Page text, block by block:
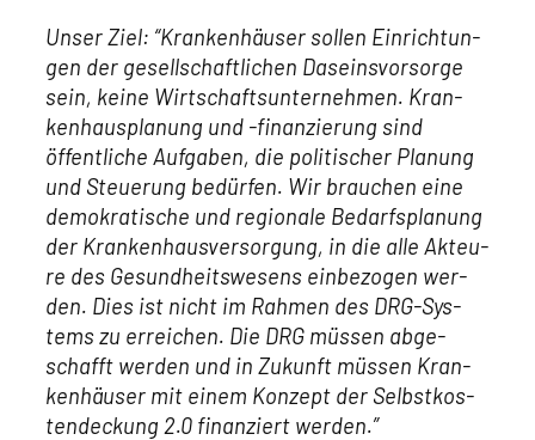
Unser Ziel: “Kran­ken­häu­ser sol­len Ein­rich­tun­
gen der gesell­schaft­li­chen Daseins­vor­sor­ge
sein, kei­ne Wirt­schafts­un­ter­neh­men. Kran­
ken­haus­pla­nung und ‑finan­zie­rung sind
öffent­li­che Auf­ga­ben, die poli­ti­scher Pla­nung
und Steue­rung bedür­fen. Wir brau­chen eine
demo­kra­ti­sche und regio­na­le Bedarfs­pla­nung
der Kran­ken­haus­ver­sor­gung, in die alle Akteu­
re des Gesund­heits­we­sens ein­be­zo­gen wer­
den. Dies ist nicht im Rah­men des DRG-Sys­
tems zu errei­chen. Die DRG müs­sen abge­
schafft wer­den und in Zukunft müs­sen Kran­
ken­häu­ser mit einem Kon­zept der Selbst­kos­
ten­de­ckung 2.0 finan­ziert wer­den.”